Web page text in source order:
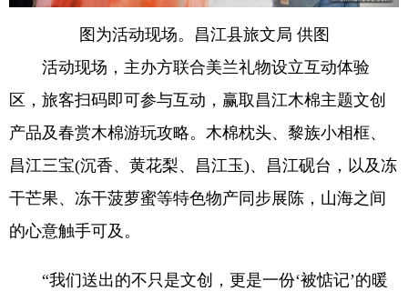
图为活动现场。昌江县旅文局 供图
活动现场，主办方联合美兰礼物设立互动体验
区，旅客扫码即可参与互动，赢取昌江木棉主题文创
产品及春赏木棉游玩攻略。木棉枕头、黎族小相框、
昌江三宝(沉香、黄花梨、昌江玉)、昌江砚台，以及冻
干芒果、冻干菠萝蜜等特色物产同步展陈，山海之间
的心意触手可及。
“我们送出的不只是文创，更是一份‘被惦记’的暖